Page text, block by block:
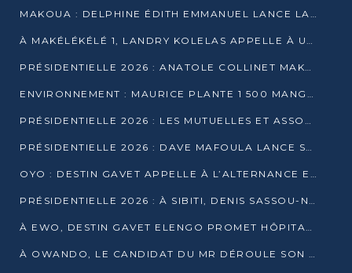
MAKOUA : DELPHINE ÉDITH EMMANUEL LANCE LA CAMPAGNE POUR DENIS SASSOU-N’GUESSO
À MAKÉLÉKÉLÉ 1, LANDRY KOLELAS APPELLE À UNE MOBILISATION MASSIVE EN FAVEUR DE DENIS SASSOU-N’GUESSO
PRÉSIDENTIELLE 2026 : ANATOLE COLLINET MAKOSSO DÉFEND LE PROJET DE SOCIÉTÉ DE DENIS SASSOU NGUESSO
ENVIRONNEMENT : MAURICE PLANTE 1 500 MANGROVES POUR HONORER WANGARI MAATHAI
PRÉSIDENTIELLE 2026 : LES MUTUELLES ET ASSOCIATIONS S’IMPLIQUENT DANS LA CAMPAGNE ÉLECTORALE À TIÉ-TIÉ 2 (POINTE-NOIRE)
PRÉSIDENTIELLE 2026 : DAVE MAFOULA LANCE SA « VAGUE DU NOUVEAU DÉPART » À IMPFONDO
OYO : DESTIN GAVET APPELLE À L’ALTERNANCE ET À LA RESPONSABILITÉ DE LA JEUNESSE
PRÉSIDENTIELLE 2026 : À SIBITI, DENIS SASSOU-N’GUESSO PARIE SUR LES RESSOURCES DE LA LEKOUMOU
À EWO, DESTIN GAVET ELENGO PROMET HÔPITAL, CHEMIN DE FER ET AUDIT DES FINANCES PUBLIQUES
À OWANDO, LE CANDIDAT DU MR DÉROULE SON PROGRAMME DE “CHANGEMENT”